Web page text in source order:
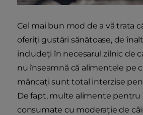
Cel mai bun mod de a vă trata
oferiți gustări sănătoase, de
includeți în necesarul zilnic de
nu înseamnă că alimentele pe
mâncați sunt total interzise
De fapt, multe alimente pentru
consumate cu moderație de